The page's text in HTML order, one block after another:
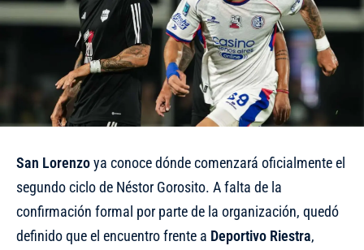
San Lorenzoya conoce dónde comenzará oficialmente el
segundo ciclo de Néstor Gorosito. A falta de la
confirmación formal por parte de la organización, quedó
definido que el encuentro frente a Deportivo Riestra,